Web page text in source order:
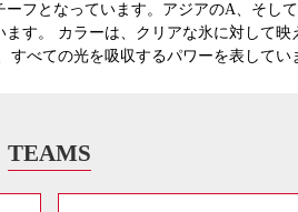
フとなっています。アジアのA、そし
す。 カラーは、クリアな氷に対して
べての光を吸収するパワーを表してい
TEAMS